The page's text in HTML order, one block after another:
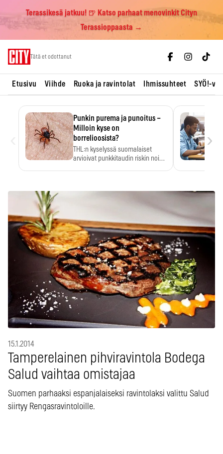
Terassikesä jatkuu! 🍺 Katso parhaat menovinkit Cityn
Terassioppaasta →
Tätä et odottanut
Etusivu Viihde Ruoka ja ravintolat Ihmissuhteet SYÖ!-
Punkin purema ja punoitus –
Milloin kyse on
borrelioosista?
THL:n kyselyssä suomalaiset
arvioivat punkkitaudin riskin noin
›
15.1.2014
Tamperelainen pihviravintola Bodega
Salud vaihtaa omistajaa
Suomen parhaaksi espanjalaiseksi ravintolaksi valittu Salud
siirtyy Rengasravintoloille.